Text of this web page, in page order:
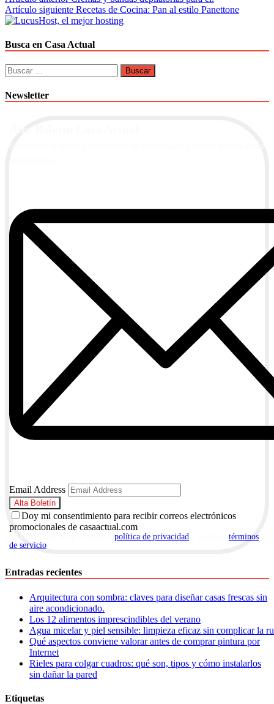
de
Artículo siguiente Recetas de Cocina: Pan al estilo Panettone
Busca en Casa Actual
Buscar:
Newsletter
Email Address
Doy mi consentimiento para recibir correos electrónicos
promocionales de casaactual.com
política de privacidad
términos
de servicio
Entradas recientes
Arquitectura con sombra: claves para diseñar casas frescas sin
aire acondicionado.
Los 12 alimentos imprescindibles del verano
Agua micelar y piel sensible: limpieza eficaz sin complicar la
Qué aspectos conviene valorar antes de comprar pintura por
Internet
Rieles para colgar cuadros: qué son, tipos y cómo instalarlos
sin dañar la pared
Etiquetas